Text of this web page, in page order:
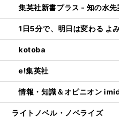
集英社新書プラス - 知の水先
1日5分で、明日は変わる よ
kotoba
e!集英社
情報・知識＆オピニオン
ライトノベル・ノベライズ